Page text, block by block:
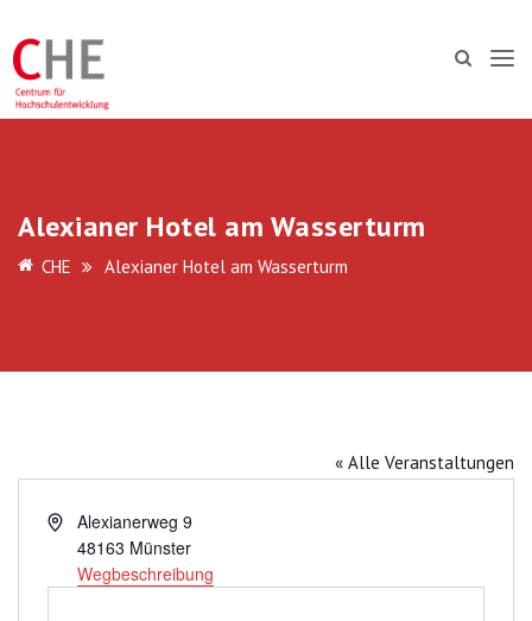
Alexianer Hotel am Wasserturm
CHE Alexianer Hotel am Wasserturm
« Alle Veranstaltungen
AdresseAlexianerweg 9
48163 Münster
Wegbeschreibung